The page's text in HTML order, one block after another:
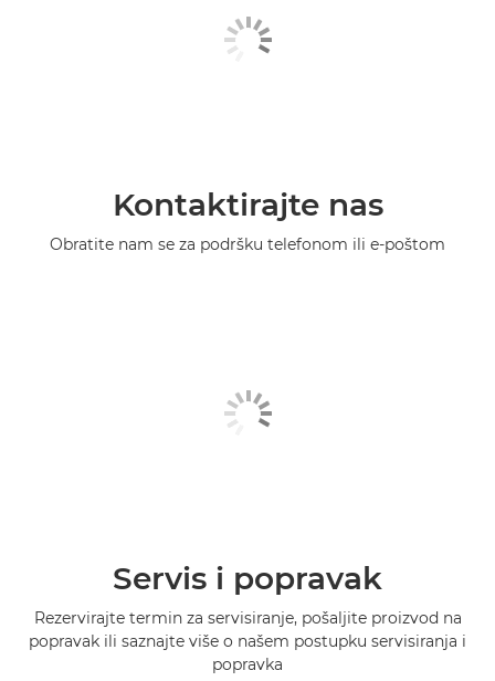
Kontaktirajte nas
Obratite nam se za podršku telefonom ili e-poštom
Servis i popravak
Rezervirajte termin za servisiranje, pošaljite proizvod na
popravak ili saznajte više o našem postupku servisiranja i
popravka